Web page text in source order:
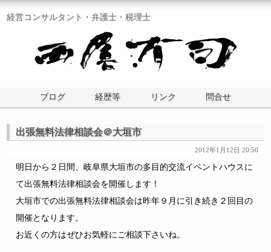
経営コンサルタント・弁護士・税理士
ブログ 経歴等 リンク 問合せ
出張無料法律相談会＠大垣市
2012年1月12日 20:50
明日から２日間、岐阜県大垣市の多目的交流イベントハウスに
て出張無料法律相談会を開催します！
大垣市での出張無料法律相談会は昨年９月に引き続き２回目の
開催となります。
お近くの方はぜひお気軽にご相談下さいね。